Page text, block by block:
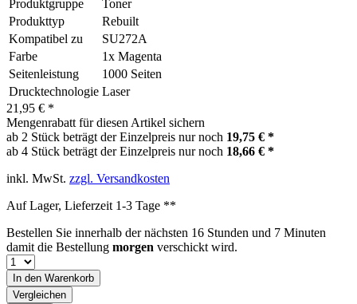
Produktgruppe
Toner
Produkttyp
Rebuilt
Kompatibel zu
SU272A
Farbe
1x Magenta
Seitenleistung
1000 Seiten
Drucktechnologie Laser
21,95 € *
Mengenrabatt für diesen Artikel sichern
ab 2 Stück beträgt der Einzelpreis nur noch 19,75 € *
ab 4 Stück beträgt der Einzelpreis nur noch 18,66 € *
inkl. MwSt. zzgl. Versandkosten
Auf Lager, Lieferzeit 1-3 Tage **
Bestellen Sie innerhalb der nächsten 16 Stunden und 7 Minuten
damit die Bestellung morgen verschickt wird.
In den Warenkorb
Vergleichen